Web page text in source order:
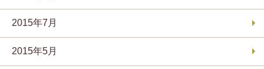
2015年7月
2015年5月